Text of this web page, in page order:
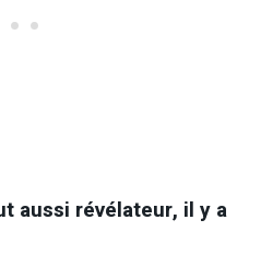
aussi révélateur, il y a